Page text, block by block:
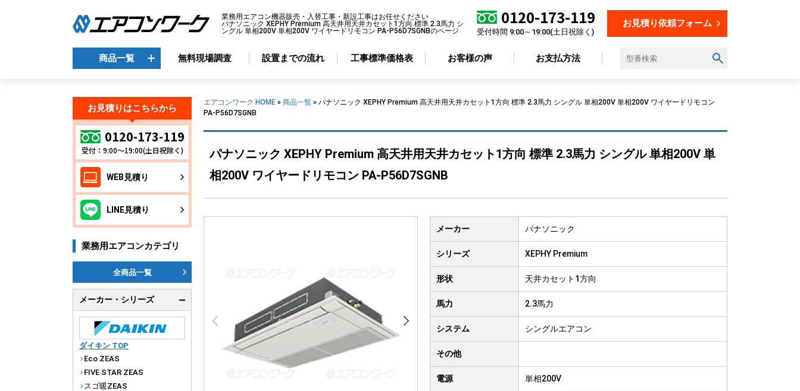
業務用エアコン機器販売・入替工事・新設工事はお任せください
パナソニック XEPHY Premium 高天井用天井カセット1方向 標準 2.3馬力 シ
ングル 単相200V 単相200V ワイヤードリモコン PA-P56D7SGNBのページ
0120-173-119
受付時間 9:00～19:00(土日祝除く)
お見積り依頼フォーム
商品一覧
商品一覧
メーカーから選ぶ
ダイキン
三菱電機
日立
東芝
パナソニック
エアコン形状から選ぶ
天井カセット4方向
天井カセット2方向
4方向
厨房用
省エネ性から選ぶ
標準エアコン
超省エネエアコン
設置場所から選ぶ
オフィス
倉庫
病院
福祉施設
無料現場調査 設置までの流れ 工事標準価格表 お客様の声 お支払方法
エアコンワーク HOME » 商品一覧 » パナソニック XEPHY Premium 高天井用天井カセット1方向 標準 2.3馬力 シングル 単相200V 単相200V ワイヤードリモコン
PA-P56D7SGNB
パナソニック XEPHY Premium 高天井用天井カセット1方向 標準 2.3馬力 シングル 単相200V 単
相200V ワイヤードリモコン PA-P56D7SGNB
メーカー パナソニック
シリーズ XEPHY Premium
形状 天井カセット1方向
馬力 2.3馬力
システム シングルエアコン
その他
電源 単相200V
お見積りはこちらから
0120-173-119
受付：9:00～19:00(土日祝除く)
WEB見積り
LINE見積り
業務用エアコンカテゴリ
全商品一覧
メーカー・シリーズ
ダイキン TOP
Eco ZEAS
FIVE STAR ZEAS
スゴ暖ZEAS